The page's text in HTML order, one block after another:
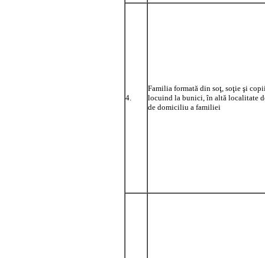
4.
Familia formată din soţ, soţie şi
locuind la bunici, în altă localitate
de domiciliu a familiei